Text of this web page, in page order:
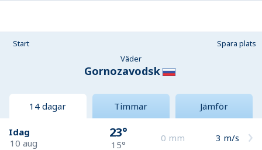
Start
Spara plats
Väder
Gornozavodsk
14 dagar Timmar Jämför
Idag
10 aug
23°
15°
0 mm 3 m/s